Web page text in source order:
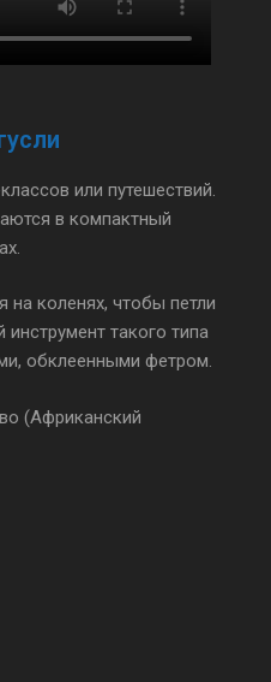
или путешествий.
в компактный
коленях, чтобы петли
такого типа
обклеенными фетром.
(Африканский